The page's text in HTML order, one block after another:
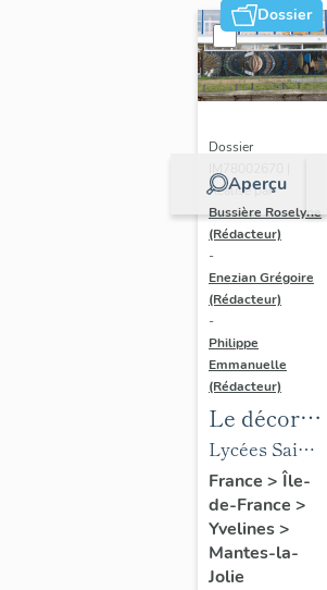
Dossier
Aperçu
Dossier
IM78002670 |
Réalisé par
Bussière Roselyne
(Rédacteur)
-
Enezian Grégoire
(Rédacteur)
-
Philippe
Emmanuelle
(Rédacteur)
Le décor
des lycées
de Mantes
Lycées Saint-
Exupéry et
Jean Rostand
France > Île-
de-France >
Yvelines>
Mantes-la-
Jolie